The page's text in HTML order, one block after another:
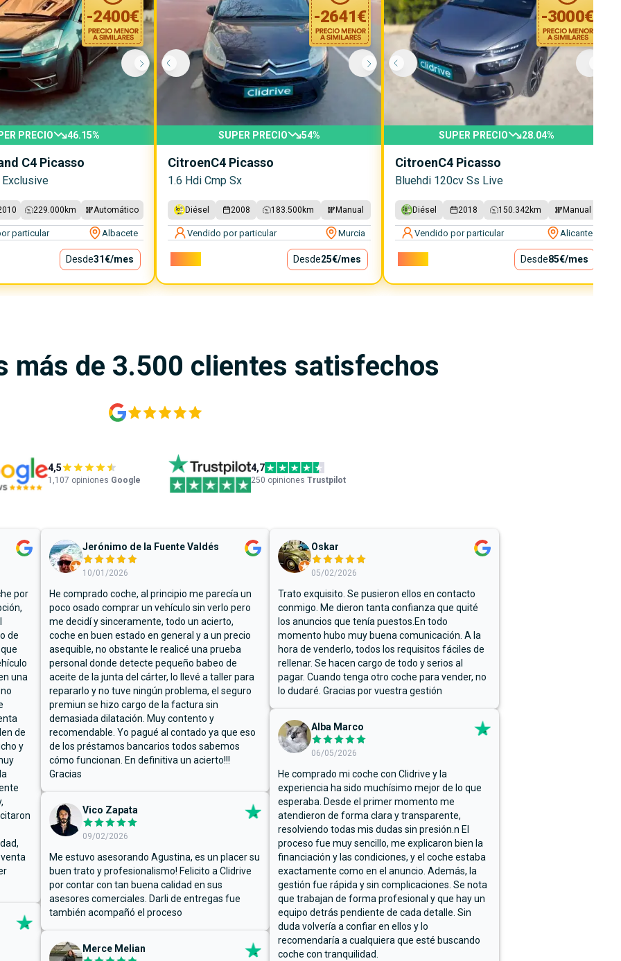
-2400€
PRECIO 46.15%
C4 Picasso
229.000 km Automático
particular Albacete
Desde31€/mes
-2641€
SUPER PRECIO 54%
CitroenC4 Picasso
1.6 Hdi Cmp Sx
Diésel 2008 183.500 km Manual
Vendido por particular Murcia
Desde25€/mes
-3000€
SUPER PRECIO 28.04%
CitroenC4 Picasso
Bluehdi 120cv Ss Live
Diésel 2018 150.342 km Manual
Vendido por particular Alicante
Desde85€/mes
más de 3.500 clientes satisfechos
4,5
1,107 opiniones Google
4,7
250 opiniones Trustpilot
por
de
una
de
y
Jerónimo de la Fuente Valdés
10/01/2026
He comprado coche, al principio me parecía un
poco osado comprar un vehículo sin verlo pero
me decidí y sinceramente, todo un acierto,
coche en buen estado en general y a un precio
asequible, no obstante le realicé una prueba
personal donde detecte pequeño babeo de
aceite de la junta del cárter, lo llevé a taller para
repararlo y no tuve ningún problema, el seguro
premiun se hizo cargo de la factura sin
demasiada dilatación. Muy contento y
recomendable. Yo pagué al contado ya que eso
de los préstamos bancarios todos sabemos
cómo funcionan. En definitiva un acierto!!!
Gracias
Vico Zapata
09/02/2026
Me estuvo asesorando Agustina, es un placer su
buen trato y profesionalismo! Felicito a Clidrive
por contar con tan buena calidad en sus
asesores comerciales. Darli de entregas fue
también acompañó el proceso
Merce Melian
Oskar
05/02/2026
Trato exquisito. Se pusieron ellos en contacto
conmigo. Me dieron tanta confianza que quité
los anuncios que tenía puestos.En todo
momento hubo muy buena comunicación. A la
hora de venderlo, todos los requisitos fáciles de
rellenar. Se hacen cargo de todo y serios al
pagar. Cuando tenga otro coche para vender, no
lo dudaré. Gracias por vuestra gestión
Alba Marco
06/05/2026
He comprado mi coche con Clidrive y la
experiencia ha sido muchísimo mejor de lo que
esperaba. Desde el primer momento me
atendieron de forma clara y transparente,
resolviendo todas mis dudas sin presión.n El
proceso fue muy sencillo, me explicaron bien la
financiación y las condiciones, y el coche estaba
exactamente como en el anuncio. Además, la
gestión fue rápida y sin complicaciones. Se nota
que trabajan de forma profesional y que hay un
equipo detrás pendiente de cada detalle. Sin
duda volvería a confiar en ellos y lo
recomendaría a cualquiera que esté buscando
coche con tranquilidad.